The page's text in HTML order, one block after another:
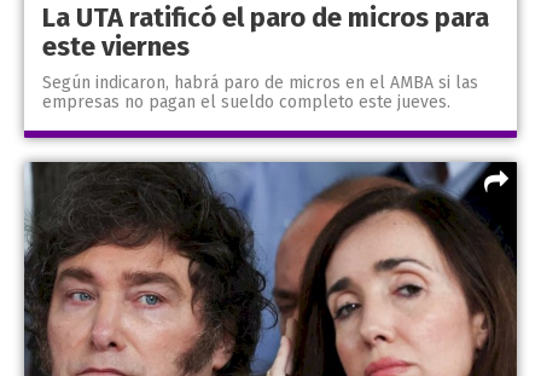
La UTA ratificó el paro de micros para
este viernes
Según indicaron, habrá paro de micros en el AMBA si las
empresas no pagan el sueldo completo este jueves.